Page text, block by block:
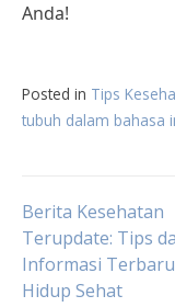
Anda!
Posted in Tips
tubuh dalam bahasa
Post
Berita Kesehatan
Terupdate: Tips
Informasi
Hidup Sehat